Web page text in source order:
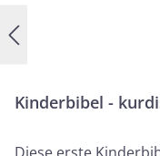
Kinderbibel -